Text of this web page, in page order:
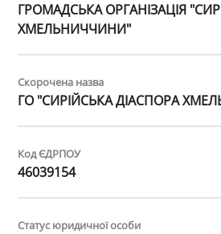
ГРОМАДСЬКА ОРГАНІЗАЦІЯ
ХМЕЛЬНИЧЧИНИ"
Скорочена назва
ГО "СИРІЙСЬКА ДІАСПОРА
Код ЄДРПОУ
46039154
Статус юридичної особи